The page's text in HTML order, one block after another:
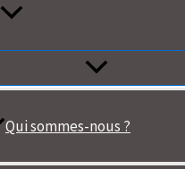
Qui sommes-nous ?